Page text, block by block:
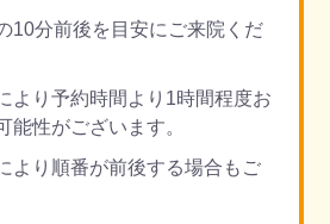
10分前後を目安にご来院くだ
より予約時間より1時間程度お
能性がございます。
より順番が前後する場合もご